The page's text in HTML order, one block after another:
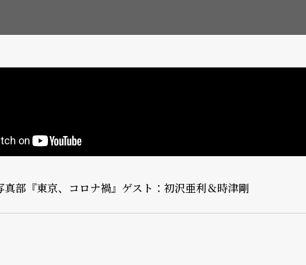
部『東京、コロナ禍』ゲスト：初沢亜利＆時津剛